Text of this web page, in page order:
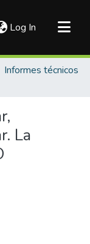
Log In (current)
Informes técnicos
La